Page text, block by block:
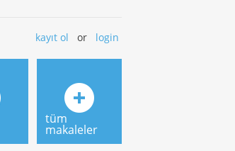
kayıt ol or login
tüm
makaleler